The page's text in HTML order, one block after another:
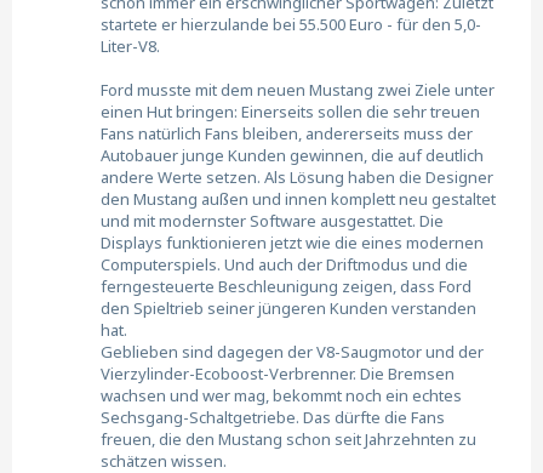
startete er hierzulande bei 55.500 Euro - für den 5,0-
Liter-V8.
Ford musste mit dem neuen Mustang zwei Ziele unter
einen Hut bringen: Einerseits sollen die sehr treuen
Fans natürlich Fans bleiben, andererseits muss der
Autobauer junge Kunden gewinnen, die auf deutlich
andere Werte setzen. Als Lösung haben die Designer
den Mustang außen und innen komplett neu gestaltet
und mit modernster Software ausgestattet. Die
Displays funktionieren jetzt wie die eines modernen
Computerspiels. Und auch der Driftmodus und die
ferngesteuerte Beschleunigung zeigen, dass Ford
den Spieltrieb seiner jüngeren Kunden verstanden
hat.
Geblieben sind dagegen der V8-Saugmotor und der
Vierzylinder-Ecoboost-Verbrenner. Die Bremsen
wachsen und wer mag, bekommt noch ein echtes
Sechsgang-Schaltgetriebe. Das dürfte die Fans
freuen, die den Mustang schon seit Jahrzehnten zu
schätzen wissen.